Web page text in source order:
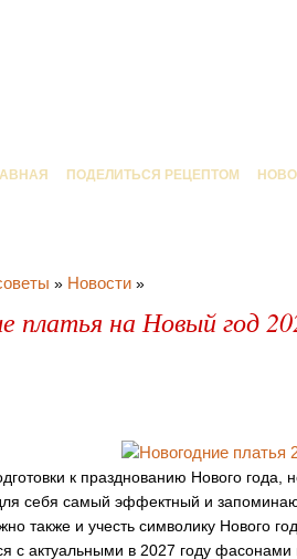
ПОДЕЛИТЬСЯ РЕЦЕПТОМ
» Новости »
платья на Новый год
к празднованию Нового
себя самый эффектный и
также и учесть символику Нового
с актуальными в 2027 году